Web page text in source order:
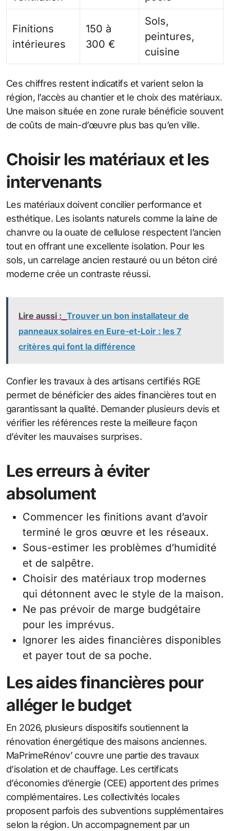
Finitions
intérieures
150 à
300 €
Sols,
peintures,
cuisine
Ces chiffres restent indicatifs et varient selon la
région, l’accès au chantier et le choix des matériaux.
Une maison située en zone rurale bénéficie souvent
de coûts de main-d’œuvre plus bas qu’en ville.
Choisir les matériaux et les
intervenants
Les matériaux doivent concilier performance et
esthétique. Les isolants naturels comme la laine de
chanvre ou la ouate de cellulose respectent l’ancien
tout en offrant une excellente isolation. Pour les
sols, un carrelage ancien restauré ou un béton ciré
moderne crée un contraste réussi.
Lire aussi : Trouver un bon installateur de
panneaux solaires en Eure-et-Loir : les 7
critères qui font la différence
Confier les travaux à des artisans certifiés RGE
permet de bénéficier des aides financières tout en
garantissant la qualité. Demander plusieurs devis et
vérifier les références reste la meilleure façon
d’éviter les mauvaises surprises.
Les erreurs à éviter
absolument
Commencer les finitions avant d’avoir
terminé le gros œuvre et les réseaux.
Sous-estimer les problèmes d’humidité
et de salpêtre.
Choisir des matériaux trop modernes
qui détonnent avec le style de la maison.
Ne pas prévoir de marge budgétaire
pour les imprévus.
Ignorer les aides financières disponibles
et payer tout de sa poche.
Les aides financières pour
alléger le budget
En 2026, plusieurs dispositifs soutiennent la
rénovation énergétique des maisons anciennes.
MaPrimeRénov’ couvre une partie des travaux
d’isolation et de chauffage. Les certificats
d’économies d’énergie (CEE) apportent des primes
complémentaires. Les collectivités locales
proposent parfois des subventions supplémentaires
selon la région. Un accompagnement par un